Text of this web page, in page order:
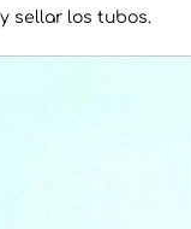
sellar los tubos.